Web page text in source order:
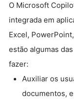
O Microsoft
integrada em
Excel,
estão algumas
fazer:
Auxiliar os
documentos,